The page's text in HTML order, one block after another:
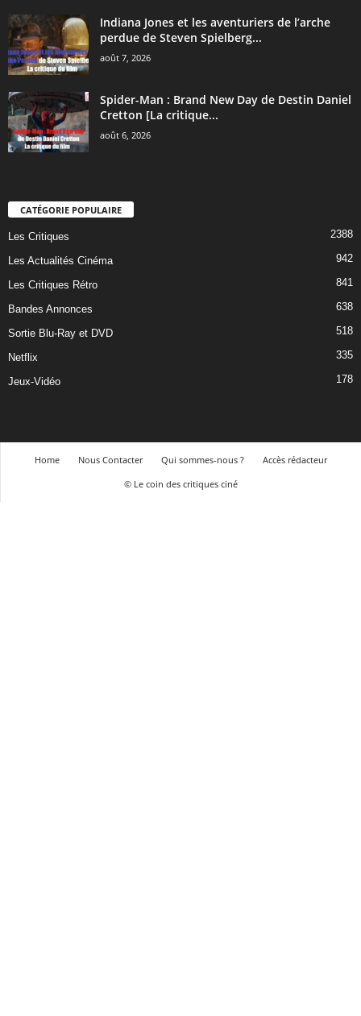
Indiana Jones et les aventuriers de l’arche
perdue de Steven Spielberg...
août 7, 2026
Spider-Man : Brand New Day de Destin Daniel
Cretton [La critique...
août 6, 2026
CATÉGORIE POPULAIRE
Les Critiques 2388
Les Actualités Cinéma 942
Les Critiques Rétro 841
Bandes Annonces 638
Sortie Blu-Ray et DVD 518
Netflix 335
Jeux-Vidéo 178
Home Nous Contacter Qui sommes-nous ?
Accès rédacteur
© Le coin des critiques ciné